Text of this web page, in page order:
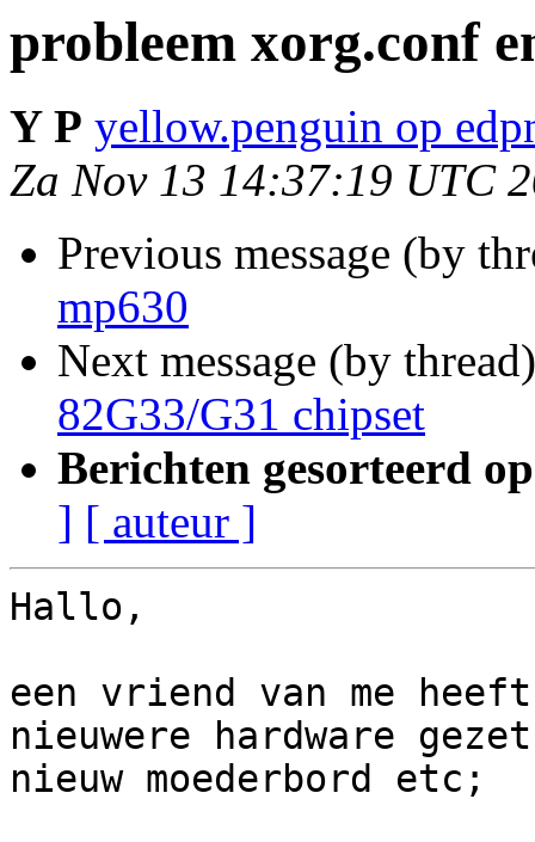
probleem xorg.conf
Y P yellow.penguin op
Za Nov 13 14:37:19 UTC
Previous message (by
mp630
Next message (by
82G33/G31 chipset
Berichten gesorteerd
] [ auteur ]
Hallo,
een vriend van me
nieuwere hardware
nieuw moederbord etc;